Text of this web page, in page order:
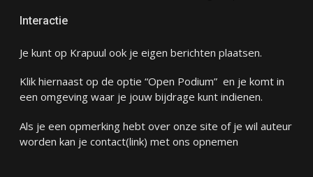
Interactie
Je kunt op Krapuul ook je eigen berichten plaatsen.
Klik hiernaast op de optie “Open Podium” en je komt in
een omgeving waar je jouw bijdrage kunt indienen.
Als je een opmerking hebt over onze site of je wil auteur
worden kan je contact(link) met ons opnemen